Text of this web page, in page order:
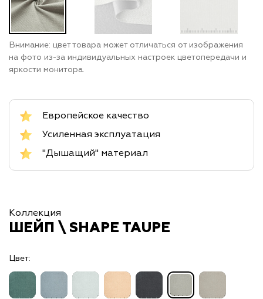
Внимание: цвет товара может отличаться от изображения
на фото из-за индивидуальных настроек цветопередачи и
яркости монитора.
Европейское качество
Усиленная эксплуатация
"Дышащий" материал
Коллекция
ШЕЙП \ SHAPE TAUPE
Цвет: